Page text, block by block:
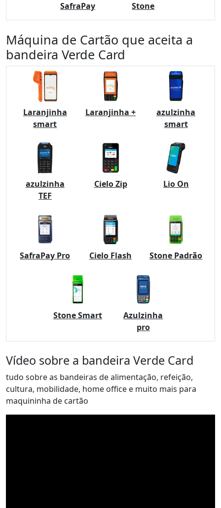
SafraPay Stone
Máquina de Cartão que aceita a
bandeira Verde Card
Laranjinha
smart
Laranjinha +
azulzinha
smart
azulzinha
TEF
Cielo Zip Lio On
SafraPay Pro Cielo Flash Stone Padrão
Stone Smart
Azulzinha
pro
Vídeo sobre a bandeira Verde Card
tudo sobre as bandeiras de alimentação, refeição,
cultura, mobilidade, home office e muito mais para
maquininha de cartão